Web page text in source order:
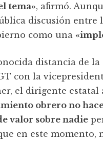
tema», afirmó.
discusión entre
como una
distancia de la
con la
el dirigente estatal
obrero no
valor sobre nadie
en este momento,